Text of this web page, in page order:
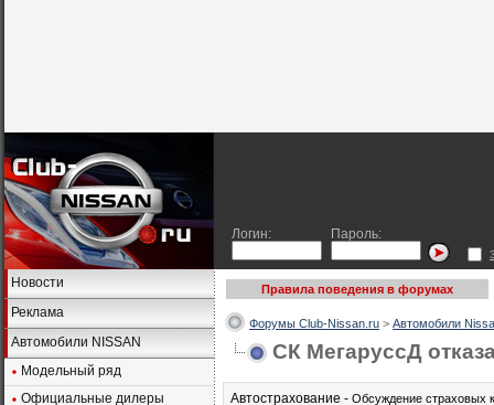
Логин: Пароль:
Новости
Реклама
Автомобили NISSAN
Модельный ряд
Официальные дилеры
Правила поведения в форумах
Форумы Club-Nissan.ru > Автомобили
СК МегаруссД
Автострахование - Обсуждение страховых